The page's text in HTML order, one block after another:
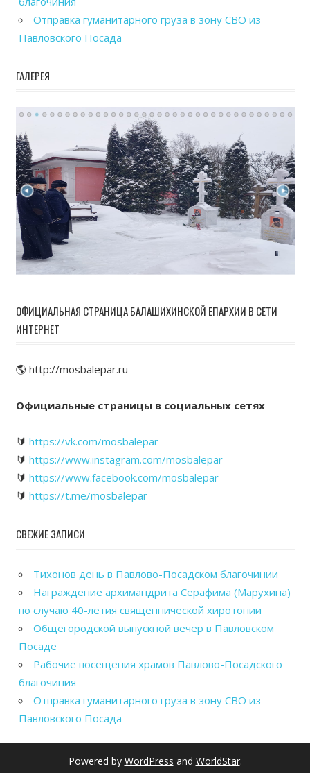
Отправка гуманитарного груза в зону СВО из
Павловского Посада
ГАЛЕРЕЯ
ОФИЦИАЛЬНАЯ СТРАНИЦА БАЛАШИХИНСКОЙ ЕПАРХИИ В СЕТИ
ИНТЕРНЕТ
🌎 http://mosbalepar.ru
Официальные страницы в социальных сетях
🔰 https://vk.com/mosbalepar
🔰 https://www.instagram.com/mosbalepar
🔰 https://www.facebook.com/mosbalepar
🔰 https://t.me/mosbalepar
СВЕЖИЕ ЗАПИСИ
Тихонов день в Павлово-Посадском благочинии
Награждение архимандрита Серафима (Марухина)
по случаю 40-летия священнической хиротонии
Общегородской выпускной вечер в Павловском
Посаде
Рабочие посещения храмов Павлово-Посадского
благочиния
Отправка гуманитарного груза в зону СВО из
Павловского Посада
Powered by WordPress and WorldStar.